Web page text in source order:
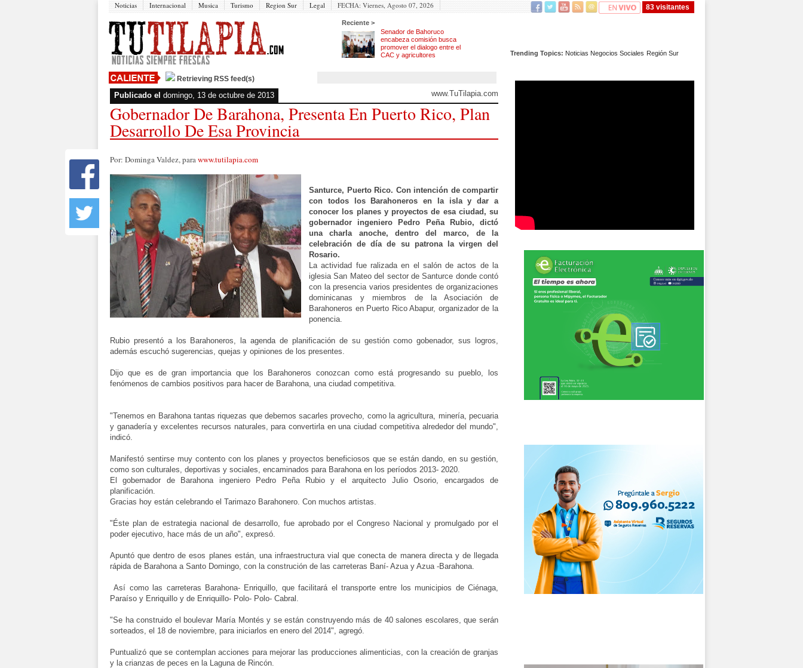
Noticias Internacional Musica Turismo Region Sur Legal FECHA: Viernes, Agosto 07, 2026 83 visitantes
Reciente >
Senador de Bahoruco
encabeza comisión busca
promover el dialogo entre el
CAC y agricultores
Trending Topics: Noticias Negocios Sociales Región Sur
Retrieving RSS feed(s)
Publicado el domingo, 13 de octubre de 2013 www.TuTilapia.com
Gobernador De Barahona, Presenta En Puerto Rico, Plan
Desarrollo De Esa Provincia
Por: Dominga Valdez, parawww.tutilapia.com
Santurce, Puerto Rico. Con intención de compartir
con todos los Barahoneros en la isla y dar a
conocer los planes y proyectos de esa ciudad, su
gobernador ingeniero Pedro Peña Rubio, dictó
una charla anoche, dentro del marco, de la
celebración de día de su patrona la virgen del
Rosario.
La actividad fue ralizada en el salón de actos de la
iglesia San Mateo del sector de Santurce donde contó
con la presencia varios presidentes de organizaciones
dominicanas y miembros de la Asociación de
Barahoneros en Puerto Rico Abapur, organizador de la
ponencia.
Rubio presentó a los Barahoneros, la agenda de planificación de su gestión como gobenador, sus logros,
además escuchó sugerencias, quejas y opiniones de los presentes.
Dijo que es de gran importancia que los Barahoneros conozcan como está progresando su pueblo, los
fenómenos de cambios positivos para hacer de Barahona, una ciudad competitiva.
"Tenemos en Barahona tantas riquezas que debemos sacarles provecho, como la agricultura, minería, pecuaria
y ganadería y excelentes recursos naturales, para convertirla en una ciudad competitiva alrededor del mundo",
indicó.
Manifestó sentirse muy contento con los planes y proyectos beneficiosos que se están dando, en su gestión,
como son culturales, deportivas y sociales, encaminados para Barahona en los períodos 2013- 2020.
El gobernador de Barahona ingeniero Pedro Peña Rubio y el arquitecto Julio Osorio, encargados de
planificación.
Gracias hoy están celebrando el Tarimazo Barahonero. Con muchos artistas.
"Éste plan de estrategia nacional de desarrollo, fue aprobado por el Congreso Nacional y promulgado por el
poder ejecutivo, hace más de un año", expresó.
Apuntó que dentro de esos planes están, una infraestructura vial que conecta de manera directa y de llegada
rápida de Barahona a Santo Domingo, con la construción de las carreteras Baní- Azua y Azua -Barahona.
Así como las carreteras Barahona- Enriquillo, que facilitará el transporte entre los municipios de Ciénaga,
Paraíso y Enriquillo y de Enriquillo- Polo- Polo- Cabral.
"Se ha construido el boulevar María Montés y se están construyendo más de 40 salones escolares, que serán
sorteados, el 18 de noviembre, para iniciarlos en enero del 2014", agregó.
Puntualizó que se contemplan acciones para mejorar las producciones alimenticias, con la creación de granjas
y la crianzas de peces en la Laguna de Rincón.